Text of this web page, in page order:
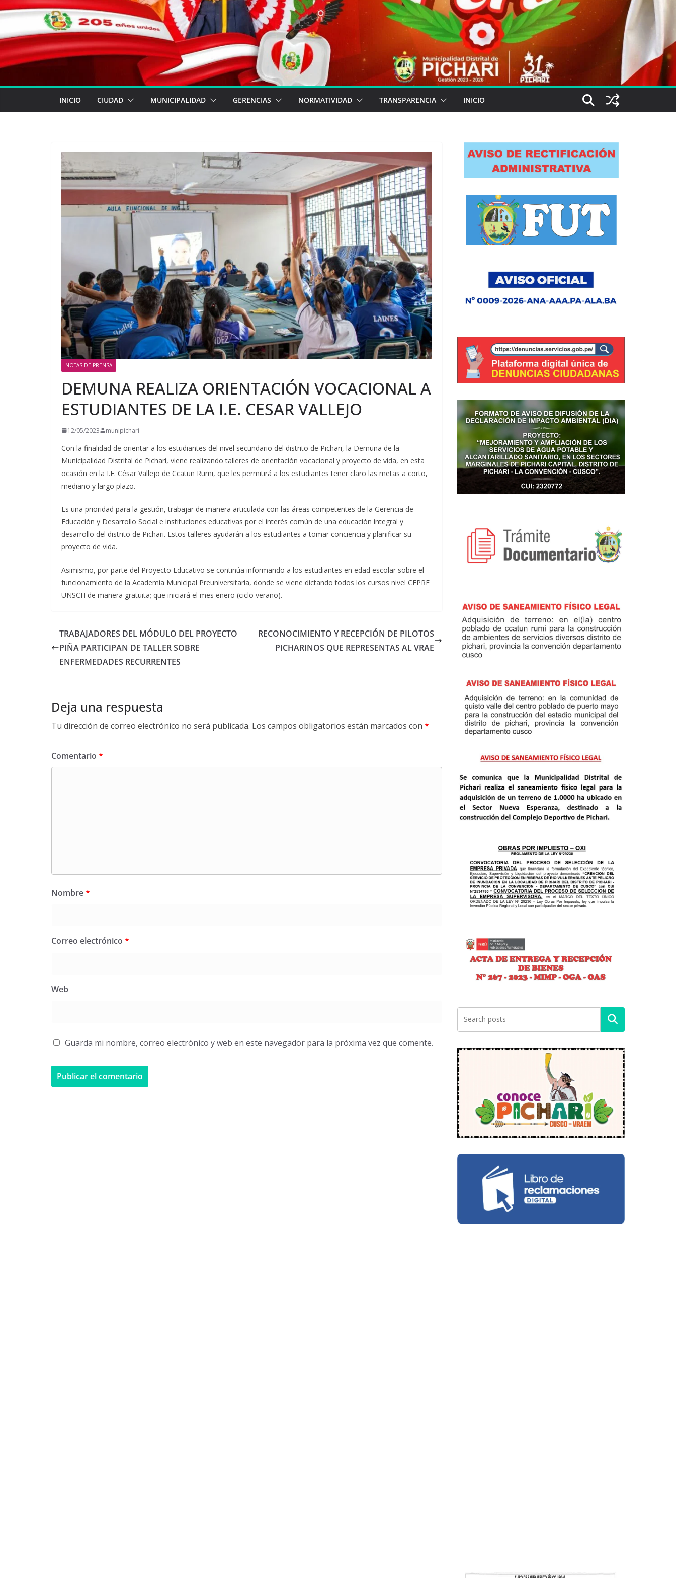
INICIO CIUDAD MUNICIPALIDAD GERENCIAS NORMATIVIDAD TRANSPARENCIA INICIO
NOTAS DE PRENSA
DEMUNA REALIZA ORIENTACIÓN VOCACIONAL A
ESTUDIANTES DE LA I.E. CESAR VALLEJO
12/05/2023 munipichari
Con la finalidad de orientar a los estudiantes del nivel secundario del distrito de Pichari, la Demuna de la
Municipalidad Distrital de Pichari, viene realizando talleres de orientación vocacional y proyecto de vida, en esta
ocasión en la I.E. César Vallejo de Ccatun Rumi, que les permitirá a los estudiantes tener claro las metas a corto,
mediano y largo plazo.
Es una prioridad para la gestión, trabajar de manera articulada con las áreas competentes de la Gerencia de
Educación y Desarrollo Social e instituciones educativas por el interés común de una educación integral y
desarrollo del distrito de Pichari. Estos talleres ayudarán a los estudiantes a tomar conciencia y planificar su
proyecto de vida.
Asimismo, por parte del Proyecto Educativo se continúa informando a los estudiantes en edad escolar sobre el
funcionamiento de la Academia Municipal Preuniversitaria, donde se viene dictando todos los cursos nivel CEPRE
UNSCH de manera gratuita; que iniciará el mes enero (ciclo verano).
TRABAJADORES DEL MÓDULO DEL PROYECTO
PIÑA PARTICIPAN DE TALLER SOBRE
ENFERMEDADES RECURRENTES
RECONOCIMIENTO Y RECEPCIÓN DE PILOTOS
PICHARINOS QUE REPRESENTAS AL VRAE
Deja una respuesta
Tu dirección de correo electrónico no será publicada. Los campos obligatorios están marcados con *
Comentario *
Nombre*
Correo electrónico *
Web
Guarda mi nombre, correo electrónico y web en este navegador para la próxima vez que comente.
Buscar